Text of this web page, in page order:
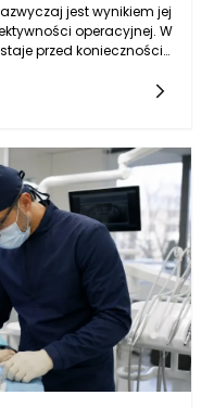
jest wynikiem jej
operacyjnej. W
przed koniecznością
kroku kluczowa staje się
jakie wymagania i
aby podjąć